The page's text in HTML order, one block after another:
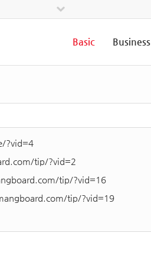
Basic Business
?vid=4
tip/?vid=2
tip/?vid=16
tip/?vid=19